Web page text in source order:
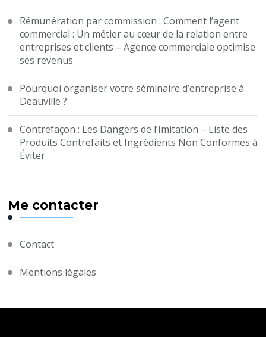
Rémunération par commission : Comment l’agent
commercial : Un métier au cœur de la relation entre
entreprises et clients – Agence commerciale optimise
ses revenus
Pourquoi organiser votre séminaire d’entreprise à
Deauville ?
Contrefaçon : Les Dangers de l’Imitation – Liste des
Produits Contrefaits et Ingrédients Non Conformes à
Éviter
Me contacter
Contact
Mentions légales